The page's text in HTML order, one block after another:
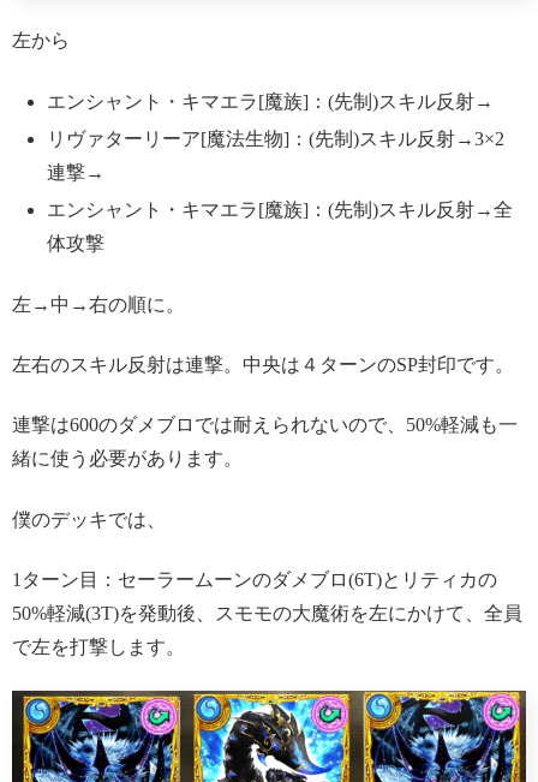
左から
エンシャント・キマエラ[魔族]：(先制)スキル反射→
リヴァターリーア[魔法生物]：(先制)スキル反射→3×2
連撃→
エンシャント・キマエラ[魔族]：(先制)スキル反射→全
体攻撃
左→中→右の順に。
左右のスキル反射は連撃。中央は４ターンのSP封印です。
連撃は600のダメブロでは耐えられないので、50%軽減も一
緒に使う必要があります。
僕のデッキでは、
1ターン目：セーラームーンのダメブロ(6T)とリティカの
50%軽減(3T)を発動後、スモモの大魔術を左にかけて、全員
で左を打撃します。